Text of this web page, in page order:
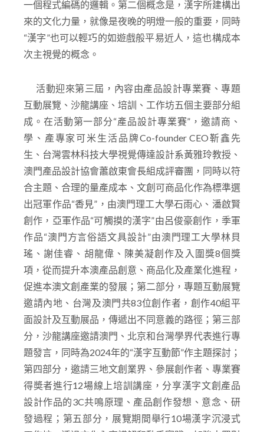
達情懷的形容詞，也可以是一個探索的動詞。在今
天，不論是科技藝術領域、元宇宙的議題“路徑”成為
一個程式編碼的邏輯。第二個概念是，漢字所建構出
來的文化力量，就像是夜晚的明燈一般的重要，同時
次主視覺的概念。
活動迎來第三屆，內容由產品設計專業賽、專題
互動展覽、沙龍講座、培訓、工作坊五個主要部分組
成。在活動第一部分“產品設計專業賽”，邀請商、
學、產專家可米生活品牌Co-founder CEO靳鑫先
生、台灣雲林科技大學視覺傳達設計系黃雅玲教授、
澳門產品設計協會蕭啟東會長組成評審團，同時以符
合主題、合理的量產成本、文創可商品化作為標準選
出冠軍作品“香見”，由澳門理工大學石雨心、潘啟賢
創作，亞軍作品“可觸摸的漢字”由呂俊豪創作，季軍
作品“澳門方言俗語文具設計”由澳門理工大學林貝
瑤、謝佳睿、胡龍偉、陳美凝創作及入圍獎8個獎
項，從而提升本澳產品創意、商品化及產業化進程，
促進本澳文創產業的發展；第二部分，專題互動展覽
邀請內地、台灣及澳門共83位創作者，創作40組平
面設計及互動展品，傳遞出不同意義的路徑；第三部
分，沙龍講座邀請澳門、北京和台灣學界代表進行專
題發言，同時為2024年的“漢字互動節”作主題探討；
第四部分，邀請三地文創業界、參展創作者、專業賽
得奬者進行12場線上培訓講座，分享漢字文創產品